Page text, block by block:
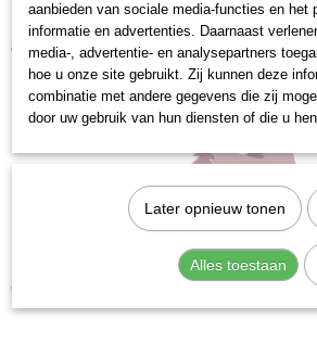
Kraftwerk 19002 Gatzaag boorhouder
€ 10,26
Kraftwerk 19760 Gatzaag bi-metaal 76
€ 14,50
aanbieden van sociale media-functies en het
informatie en advertenties. Daarnaast
media-, advertentie- en analysepartners
hoe u onze site gebruikt. Zij kunnen deze
combinatie met andere gegevens die zij
door uw gebruik van hun diensten of die u
Later opnieuw tonen
Alles toestaan